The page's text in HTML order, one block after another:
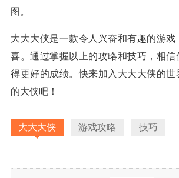
图。
大大大侠是一款令人兴奋和有趣的游
喜。通过掌握以上的攻略和技巧，相信
得更好的成绩。快来加入大大大侠的世
的大侠吧！
大大大侠 游戏攻略 技巧